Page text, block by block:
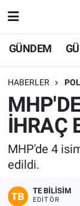
GÜNDEM
HABERLER
İHRAÇ
MHP'de 4
edildi.
TE BILISIM
EDITÖR
Nöbetçi
Hava
Trafik
Süper
Tüm
Son